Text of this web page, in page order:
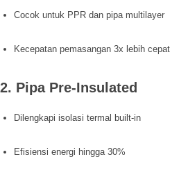
Cocok untuk PPR dan pipa multilayer
Kecepatan pemasangan 3x lebih cepat
2. Pipa Pre-Insulated
Dilengkapi isolasi termal built-in
Efisiensi energi hingga 30%